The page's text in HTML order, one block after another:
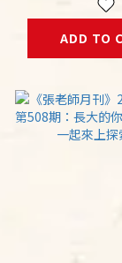
ADD TO